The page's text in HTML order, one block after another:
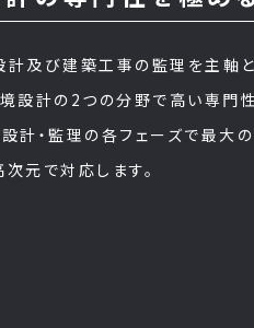
計及び建築工事の監理を主軸
境設計の2つの分野で高い専門
計・監理の各フェーズで最大
元で対応します。